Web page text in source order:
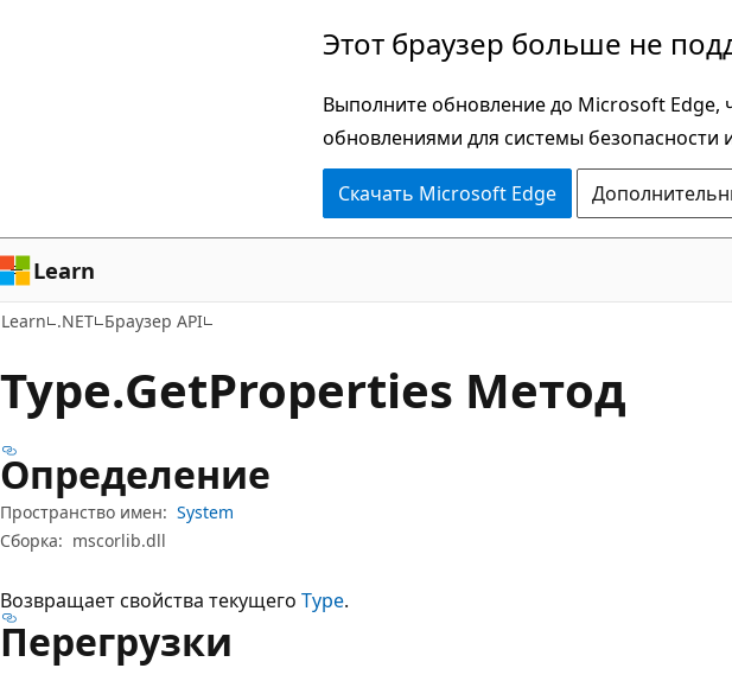
Этот браузер больше не
Выполните обновление до Microsoft
обновлениями для системы безопасности
Скачать Microsoft Edge
Learn
Learn .NET Браузер API
Type.GetProperties Метод
Определение
Пространство имен: System
Сборка: mscorlib.dll
Возвращает свойства текущего Type.
Перегрузки